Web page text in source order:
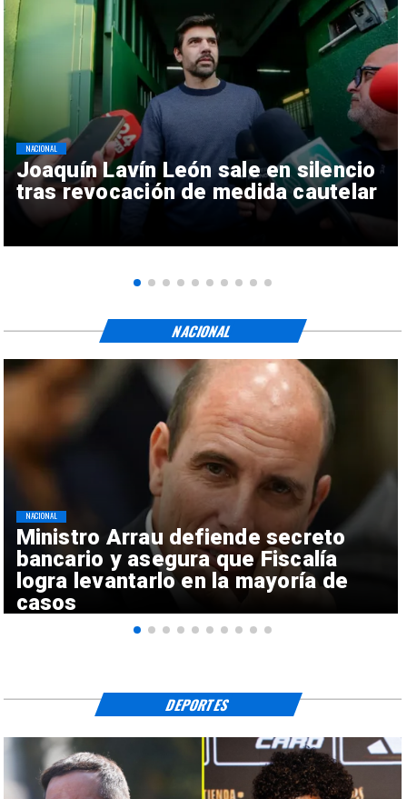
Joaquín Lavín León sale en silencio
tras revocación de medida cautelar
NACIONAL
Ministro Arrau defiende secreto
bancario y asegura que Fiscalía
logra levantarlo en la mayoría de
casos
NACIONAL
NACIONAL
DEPORTES